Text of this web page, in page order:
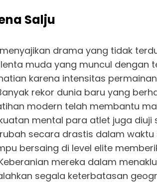
Salju
drama yang tidak
muda yang muncul dengan
karena intensitas
rekor dunia baru yang
modern telah membantu
mental para atlet juga
secara drastis dalam
bersaing di level elite
mereka dalam
segala keterbatasan